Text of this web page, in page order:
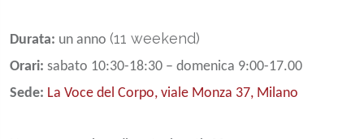
Durata: un anno (11 weekend)
Orari: sabato 10:30-18:30 – domenica 9:00-17.00
Sede: La Voce del Corpo, viale Monza 37, Milano